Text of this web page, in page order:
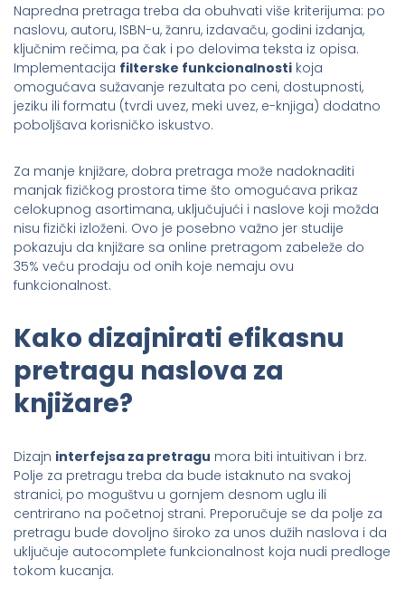
Napredna pretraga treba da obuhvati više kriterijuma: po
naslovu, autoru, ISBN-u, žanru, izdavaču, godini izdanja,
ključnim rečima, pa čak i po delovima teksta iz opisa.
Implementacija filterske funkcionalnosti koja
omogućava sužavanje rezultata po ceni, dostupnosti,
jeziku ili formatu (tvrdi uvez, meki uvez, e-knjiga) dodatno
poboljšava korisničko iskustvo.
Za manje knjižare, dobra pretraga može nadoknaditi
manjak fizičkog prostora time što omogućava prikaz
celokupnog asortimana, uključujući i naslove koji možda
nisu fizički izloženi. Ovo je posebno važno jer studije
pokazuju da knjižare sa online pretragom zabeleže do
35% veću prodaju od onih koje nemaju ovu
funkcionalnost.
Kako dizajnirati efikasnu
pretragu naslova za
knjižare?
Dizajn interfejsa za pretragu mora biti intuitivan i brz.
Polje za pretragu treba da bude istaknuto na svakoj
stranici, po moguštvu u gornjem desnom uglu ili
centrirano na početnoj strani. Preporučuje se da polje za
pretragu bude dovoljno široko za unos dužih naslova i da
uključuje autocomplete funkcionalnost koja nudi predloge
tokom kucanja.